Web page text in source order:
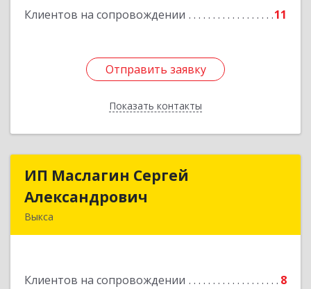
Клиентов на сопровождении 11
Отправить заявку
Показать контакты
Отправить заявку
Назад
ИП Маслагин Сергей
Александрович
Выкса
Клиентов на сопровождении 8
ИП Маслагин Сергей
Подробнее